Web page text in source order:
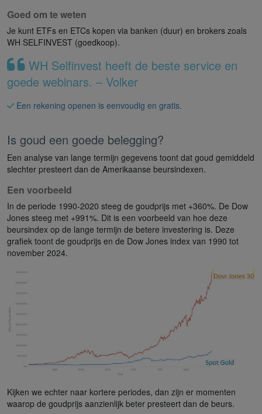
Goed om te weten
Je kunt ETFs en ETCs kopen via banken (duur) en brokers zoals
WH SELFINVEST (goedkoop).
WH Selfinvest heeft de beste service en
goede webinars. – Volker
Een rekening openen is eenvoudig en gratis.
Is goud een goede belegging?
Een analyse van lange termijn gegevens toont dat goud gemiddeld
slechter presteert dan de Amerikaanse beursindexen.
Een voorbeeld
In de periode 1990-2020 steeg de goudprijs met +360%. De Dow
Jones steeg met +991%. Dit is een voorbeeld van hoe deze
beursindex op de lange termijn de betere investering is. Deze
grafiek toont de goudprijs en de Dow Jones index van 1990 tot
november 2024.
Kijken we echter naar kortere periodes, dan zijn er momenten
waarop de goudprijs aanzienlijk beter presteert dan de beurs.